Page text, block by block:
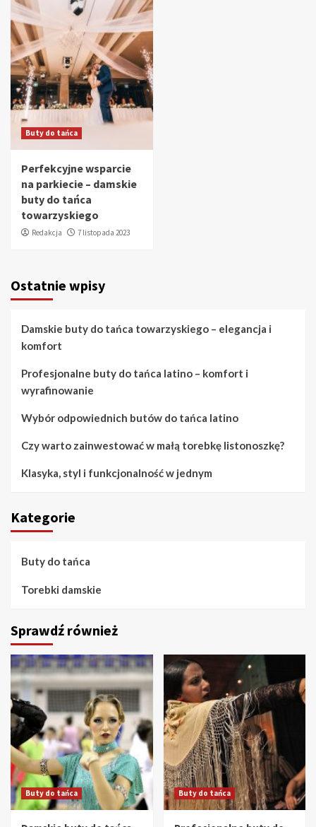
Buty do tańca
Perfekcyjne wsparcie
na parkiecie – damskie
buty do tańca
towarzyskiego
Redakcja 7 listopada 2023
Ostatnie wpisy
Damskie buty do tańca towarzyskiego – elegancja i
komfort
Profesjonalne buty do tańca latino – komfort i
wyrafinowanie
Wybór odpowiednich butów do tańca latino
Czy warto zainwestować w małą torebkę listonoszkę?
Klasyka, styl i funkcjonalność w jednym
Kategorie
Buty do tańca
Torebki damskie
Sprawdź również
Buty do tańca Buty do tańca